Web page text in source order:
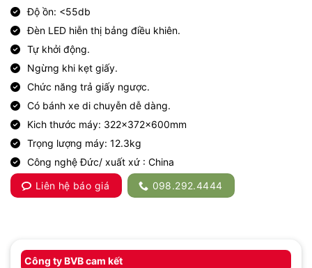
Độ ồn: <55db
Đèn LED hiễn thị bảng điều khiên.
Tự khởi động.
Ngừng khi kẹt giấy.
Chức năng trả giấy ngược.
Có bánh xe di chuyễn dễ dàng.
Kich thước máy: 322x372x600mm
Trọng lượng máy: 12.3kg
Công nghệ Đức/ xuất xứ : China
Liên hệ báo giá
098.292.4444
Công ty BVB cam kết